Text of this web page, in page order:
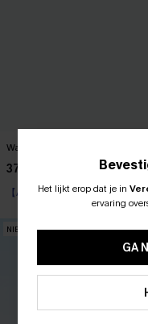
Wandeling in het park zwarte
37,00 €
【AG18】2 met 10% korting
NIEUW
Het lijkt erop dat je in
ervaring
GA
15%